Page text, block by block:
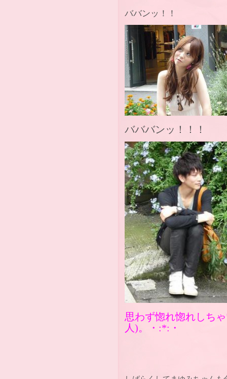
ババンッ！！
バババンッ！！！
思わず惚れ惚れしち
人)。・ :*: ・